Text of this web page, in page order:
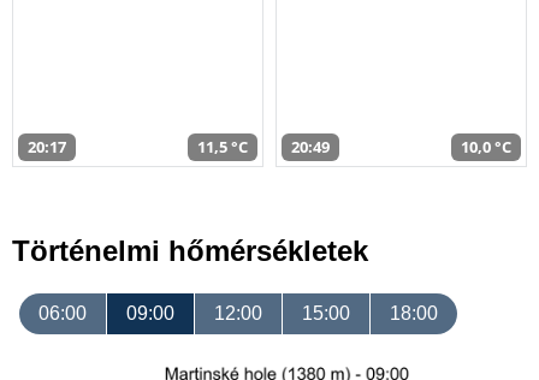
20:17 11,5 °C 20:49 10,0 °C
Történelmi hőmérsékletek
06:00 09:00 12:00 15:00 18:00